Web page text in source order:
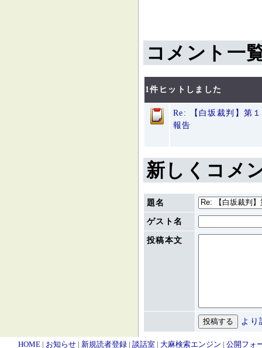
コメント一
1件ヒットしました
Re: 【白坂裁判】第
報告
新しくコメ
題名
ゲスト名
投稿本文
より
HOME | お知らせ | 新規読者登録 | 談話室 | 大麻検索エンジン | 公開フォ